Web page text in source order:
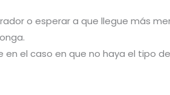
o esperar a que llegue más
el caso en que no haya el tipo